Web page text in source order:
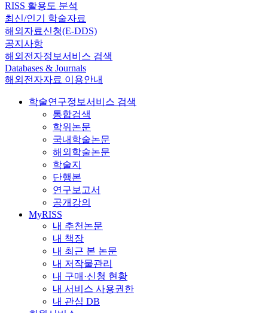
RISS 활용도 분석
최신/인기 학술자료
해외자료신청(E-DDS)
공지사항
해외전자정보서비스 검색
Databases & Journals
해외전자자료 이용안내
학술연구정보서비스 검색
통합검색
학위논문
국내학술논문
해외학술논문
학술지
단행본
연구보고서
공개강의
MyRISS
내 추천논문
내 책장
내 최근 본 논문
내 저작물관리
내 구매·신청 현황
내 서비스 사용권한
내 관심 DB